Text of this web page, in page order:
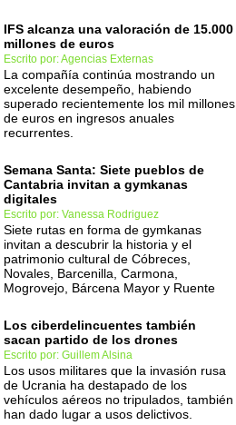
IFS alcanza una valoración de 15.000
millones de euros
Escrito por: Agencias Externas
La compañía continúa mostrando un
excelente desempeño, habiendo
superado recientemente los mil millones
de euros en ingresos anuales
recurrentes.
Semana Santa: Siete pueblos de
Cantabria invitan a gymkanas
digitales
Escrito por: Vanessa Rodriguez
Siete rutas en forma de gymkanas
invitan a descubrir la historia y el
patrimonio cultural de Cóbreces,
Novales, Barcenilla, Carmona,
Mogrovejo, Bárcena Mayor y Ruente
Los ciberdelincuentes también
sacan partido de los drones
Escrito por: Guillem Alsina
Los usos militares que la invasión rusa
de Ucrania ha destapado de los
vehículos aéreos no tripulados, también
han dado lugar a usos delictivos.